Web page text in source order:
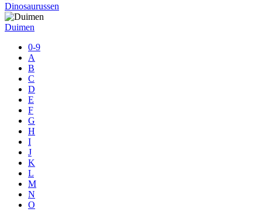
Dinosaurussen
Duimen
0-9
A
B
C
D
E
F
G
H
I
J
K
L
M
N
O